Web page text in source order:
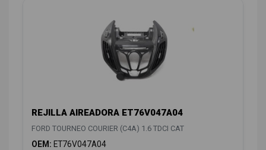
REJILLA AIREADORA ET76V047A04
FORD TOURNEO COURIER (C4A) 1.6 TDCI CAT
OEM: ET76V047A04